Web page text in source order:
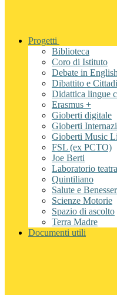
Progetti
Biblioteca
Coro di Istituto
Debate in English
Dibattito e
Didattica lingue
Erasmus +
Gioberti digitale
Gioberti
Gioberti Music
FSL (ex PCTO)
Joe Berti
Laboratorio
Quintiliano
Salute e
Scienze Motorie
Spazio di ascolto
Terra Madre
Documenti utili